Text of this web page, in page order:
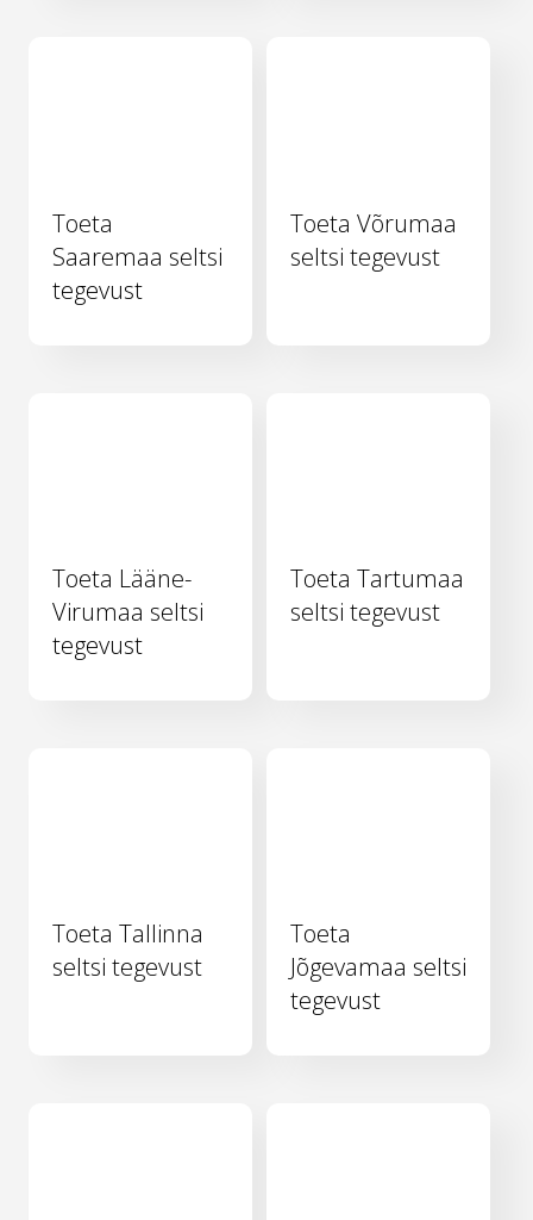
Toeta
Saaremaa seltsi
tegevust
Toeta Võrumaa
seltsi tegevust
Toeta Lääne-
Virumaa seltsi
tegevust
Toeta Tartumaa
seltsi tegevust
Toeta Tallinna
seltsi tegevust
Toeta
Jõgevamaa seltsi
tegevust